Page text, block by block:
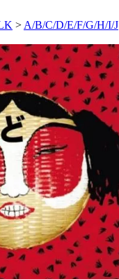
> A/B/C/D/E/F/G/H/I/J